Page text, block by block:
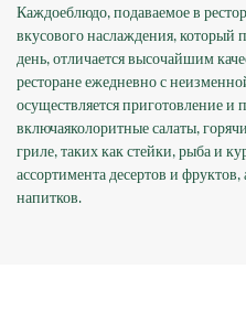
Каждоеблюдо, подаваемое в
вкусового наслаждения, который
день, отличается высочайшим
ресторане ежедневно с
осуществляется приготовление и
включаяколоритные салаты,
гриле, таких как стейки, рыба и
ассортимента десертов и
напитков.